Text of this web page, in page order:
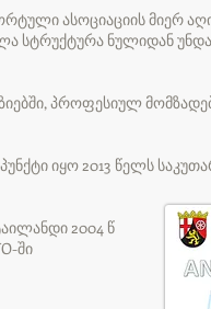
ასოციაციის მიერ
სტრუქტურა ნულიდან
პროფესიულ
იყო 2013 წელს
2004 წ
ში